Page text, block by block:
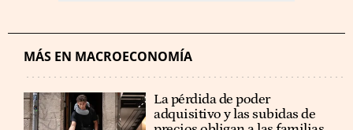
MÁS EN MACROECONOMÍA
La pérdida de poder
adquisitivo y las subidas de